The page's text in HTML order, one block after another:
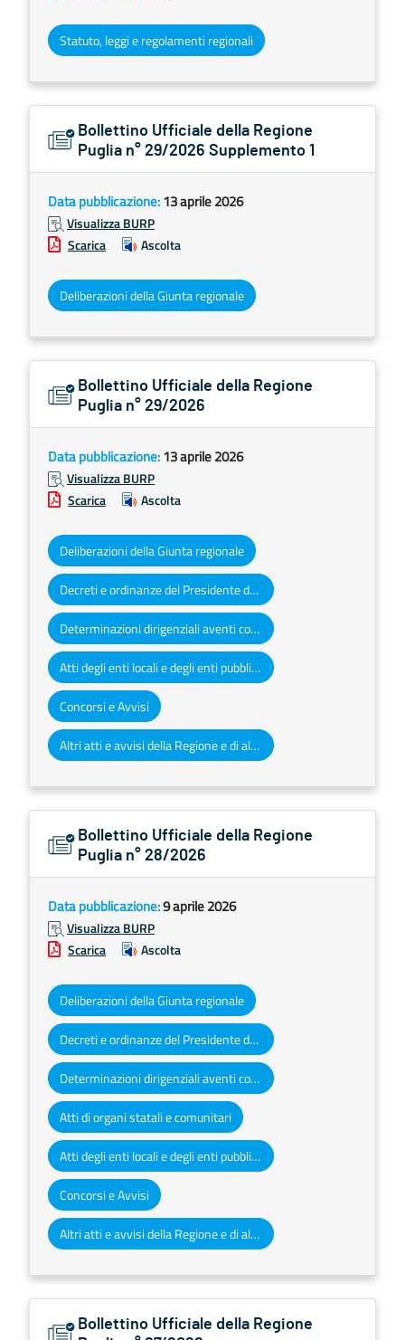
Statuto, leggi e regolamenti regionali
Bollettino Ufficiale della Regione
Puglia n° 29/2026 Supplemento 1
Data pubblicazione:13 aprile 2026
Visualizza BURP
Scarica
Ascolta
Deliberazioni della Giunta regionale
Bollettino Ufficiale della Regione
Puglia n° 29/2026
Data pubblicazione:13 aprile 2026
Visualizza BURP
Scarica
Ascolta
Deliberazioni della Giunta regionale
Decreti e ordinanze del Presidente della Giunta regionale
Determinazioni dirigenziali aventi contenuto di interesse generale
Atti degli enti locali e degli enti pubblici e privati
Concorsi e Avvisi
Altri atti e avvisi della Regione e di altri enti pubblici che interessano la collettività regionale
Bollettino Ufficiale della Regione
Puglia n° 28/2026
Data pubblicazione:9 aprile 2026
Visualizza BURP
Scarica
Ascolta
Deliberazioni della Giunta regionale
Decreti e ordinanze del Presidente della Giunta regionale
Determinazioni dirigenziali aventi contenuto di interesse generale
Atti di organi statali e comunitari
Atti degli enti locali e degli enti pubblici e privati
Concorsi e Avvisi
Altri atti e avvisi della Regione e di altri enti pubblici che interessano la collettività regionale
Bollettino Ufficiale della Regione